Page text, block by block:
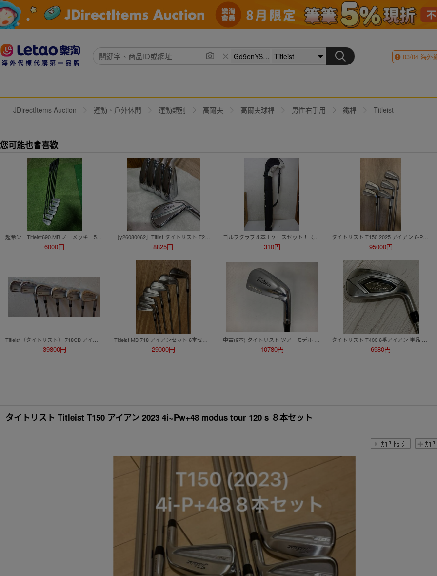
03/04海外
JDirectItems Auction 運動、戶外休閒 運動類別 高爾夫 高爾夫球桿 男性右手用 鐵桿 Titleist
您可能也會喜歡
6000円 8825円 310円 95000円
39800円 29000円 10780円 6980円
タイトリスト Titleist T150 アイアン 2023 4i~Pw+48 modus tour 120 s ８本セット